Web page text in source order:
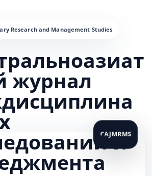
журнал
и